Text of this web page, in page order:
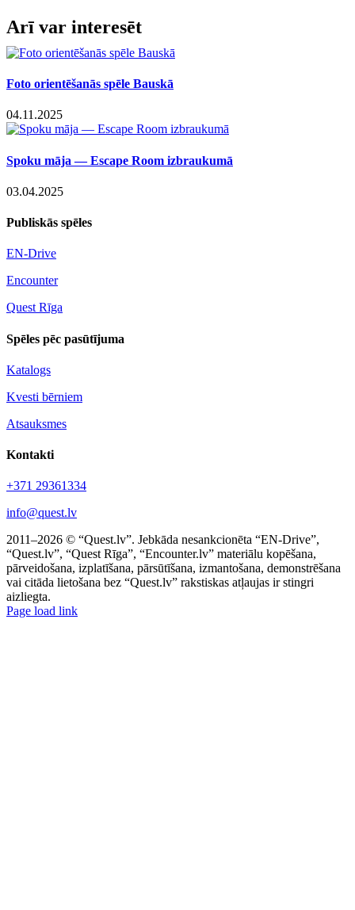
Facebook
X
LinkedIn
WhatsApp
Telegram
Threads
Vk
Email
Arī var interesēt
Foto orientēšanās spēle Bauskā
04.11.2025
Spoku māja — Escape Room izbraukumā
03.04.2025
Publiskās spēles
EN-Drive
Encounter
Quest Rīga
Spēles pēc pasūtījuma
Katalogs
Kvesti bērniem
Atsauksmes
Kontakti
+371 29361334
info@quest.lv
2011–2026 © “Quest.lv”. Jebkāda nesankcionēta “EN-Drive”,
“Quest.lv”, “Quest Rīga”, “Encounter.lv” materiālu kopēšana,
pārveidošana, izplatīšana, pārsūtīšana, izmantošana, demonstrēšana
vai citāda lietošana bez “Quest.lv” rakstiskas atļaujas ir stingri
aizliegta.
Facebook
Instagram
Threads
X
Telegram
Page load link